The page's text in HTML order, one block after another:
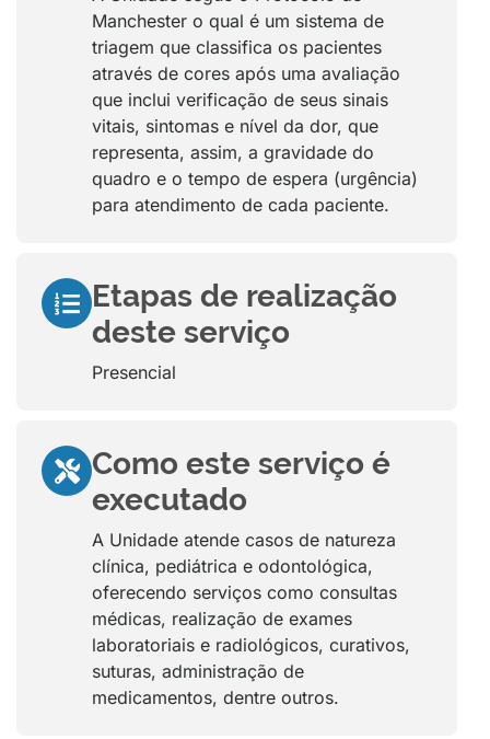
Manchester o qual é um sistema de
triagem que classifica os pacientes
através de cores após uma avaliação
que inclui verificação de seus sinais
vitais, sintomas e nível da dor, que
representa, assim, a gravidade do
quadro e o tempo de espera (urgência)
para atendimento de cada paciente.
Etapas de realização
deste serviço
Presencial
Como este serviço é
executado
A Unidade atende casos de natureza
clínica, pediátrica e odontológica,
oferecendo serviços como consultas
médicas, realização de exames
laboratoriais e radiológicos, curativos,
suturas, administração de
medicamentos, dentre outros.